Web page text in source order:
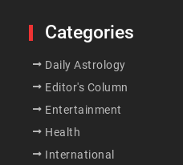
Categories
Daily Astrology
Editor's Column
Entertainment
Health
International